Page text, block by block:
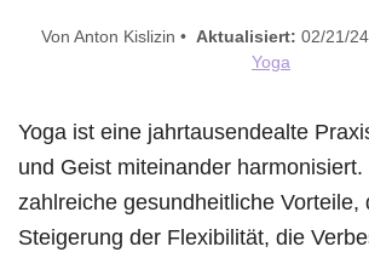
Von Anton Kislizin • Aktualisiert: 02/21/
Yoga
Yoga ist eine jahrtausendealte
und Geist miteinander
zahlreiche gesundheitliche Vorteile,
Steigerung der Flexibilität, die